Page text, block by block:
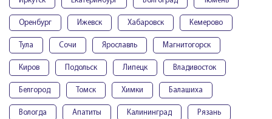
Оренбург Ижевск Хабаровск Кемерово
Тула Сочи Ярославль Магнитогорск
Киров Подольск Липецк Владивосток
Белгород Томск Химки Балашиха
Вологда Апатиты Калининград Рязань